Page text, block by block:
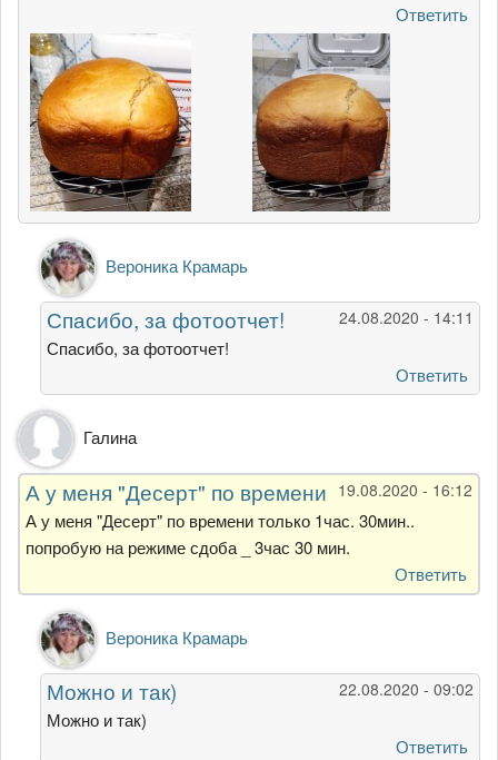
Ответить
Ответ
на
Хлебушек
вкусный
ммммм.
я
от
Галина
Сорокина
Вероника Крамарь
24.08.2020 - 14:11
Спасибо, за фотоотчет!
Спасибо, за фотоотчет!
Ответить
Галина
19.08.2020 - 16:12
А у меня "Десерт" по времени
А у меня "Десерт" по времени только 1час. 30мин..
попробую на режиме сдоба _ 3час 30 мин.
Ответить
Ответ
на
А
у
меня
Вероника Крамарь
22.08.2020 - 09:02
Можно и так)
Можно и так)
Ответить